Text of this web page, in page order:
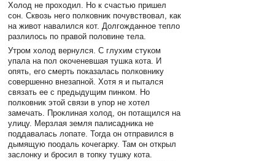
Холод не проходил. Но к счастью пришел
сон. Сквозь него полковник почувствовал, как
на живот навалился кот. Долгожданное тепло
разлилось по правой половине тела.
Утром холод вернулся. С глухим стуком
упала на пол окоченевшая тушка кота. И
опять, его смерть показалась полковнику
совершенно внезапной. Хотя я и пытался
связать ее с предыдущим пинком. Но
полковник этой связи в упор не хотел
замечать. Проклиная холод, он потащился на
улицу. Мерзлая земля палисадника не
поддавалась лопате. Тогда он отправился в
дымящую поодаль кочегарку. Там он открыл
заслонку и бросил в топку тушку кота.